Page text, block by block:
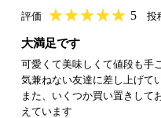
評価 ★★★★★
★★★★★ 5 投
大満足です
可愛くて美味しくて値段も手
気兼ねない友達に差し上げて
また、いくつか買い置きして
えています